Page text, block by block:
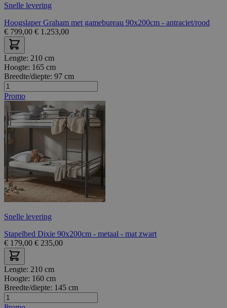
Snelle levering
Hoogslaper Graham met gamebureau 90x200cm - antraciet/rood
€ 799,00 € 1.253,00
Lengte: 210 cm
Hoogte: 165 cm
Breedte/diepte: 97 cm
Promo
Snelle levering
Stapelbed Dixie 90x200cm - metaal - mat zwart
€ 179,00 € 235,00
Lengte: 210 cm
Hoogte: 160 cm
Breedte/diepte: 145 cm